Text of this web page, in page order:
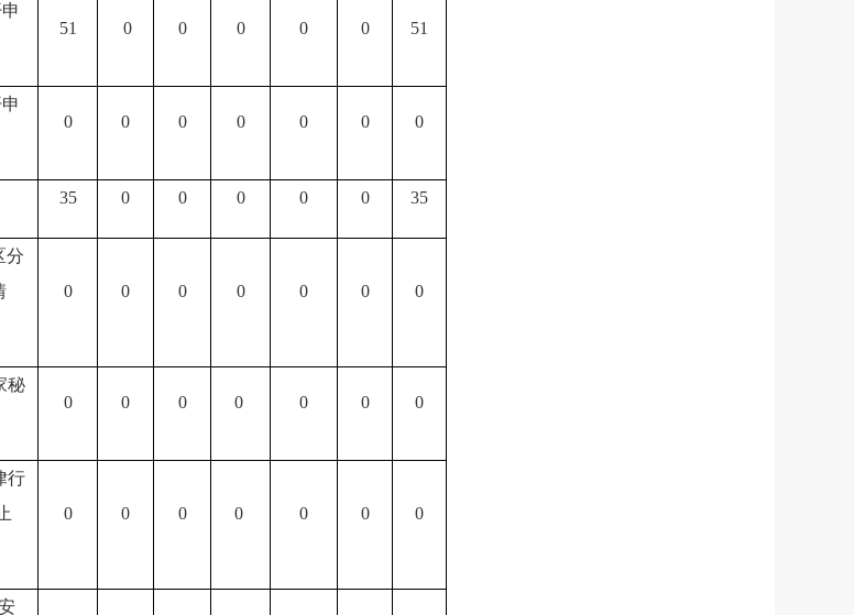
51 0 0 0 0 0 51
0 0 0 0 0 0 0
35 0 0 0 0 0 35
分
0 0 0 0 0 0 0
秘
0 0 0 0 0 0 0
行
0 0 0 0 0 0 0